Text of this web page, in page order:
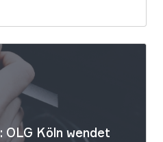
mehr geht, stellt sich
Frage: Wer zahlt
OLG Köln wendet